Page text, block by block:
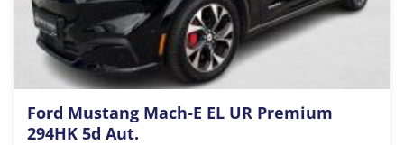
Ford Mustang Mach-E EL UR Premium
294HK 5d Aut.